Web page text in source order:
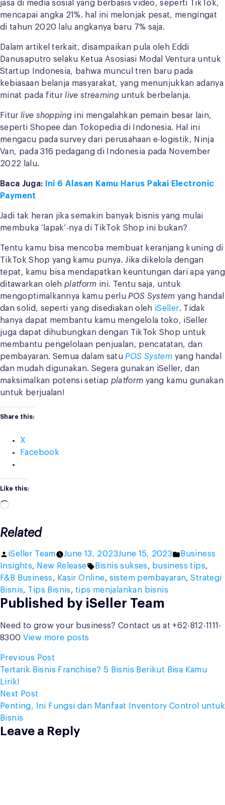
jasa di media sosial yang berbasis video, seperti TikTok,
mencapai angka 21%. hal ini melonjak pesat, mengingat
di tahun 2020 lalu angkanya baru 7% saja.
Dalam artikel terkait, disampaikan pula oleh Eddi
Danusaputro selaku Ketua Asosiasi Modal Ventura untuk
Startup Indonesia, bahwa muncul tren baru pada
kebiasaan belanja masyarakat, yang menunjukkan adanya
minat pada fitur live streaminguntuk berbelanja.
Fitur live shopping ini mengalahkan pemain besar lain,
seperti Shopee dan Tokopedia di Indonesia. Hal ini
mengacu pada survey dari perusahaan e-logistik, Ninja
Van, pada 316 pedagang di Indonesia pada November
2022 lalu.
Baca Juga:
Ini 6 Alasan Kamu Harus Pakai Electronic
Payment
Jadi tak heran jika semakin banyak bisnis yang mulai
membuka ‘lapak’-nya di TikTok Shop ini bukan?
Tentu kamu bisa mencoba membuat keranjang kuning di
TikTok Shop yang kamu punya. Jika dikelola dengan
tepat, kamu bisa mendapatkan keuntungan dari apa yang
ditawarkan olehplatform ini. Tentu saja, untuk
mengoptimalkannya kamu perlu POS System yang handal
dan solid, seperti yang disediakan oleh iSeller. Tidak
hanya dapat membantu kamu mengelola toko, iSeller
juga dapat dihubungkan dengan TikTok Shop untuk
membantu pengelolaan penjualan, pencatatan, dan
pembayaran. Semua dalam satu POS System yang handal
dan mudah digunakan. Segera gunakan iSeller, dan
maksimalkan potensi setiap platform yang kamu gunakan
untuk berjualan!
Share this:
X
Facebook
Like this:
Loading…
Related
Posted
by
iSeller Team June 13, 2023June 15, 2023
Posted
in
Business
Insights, New Release Tags:
Bisnis sukses, business tips,
F&B Business, Kasir Online, sistem pembayaran,Strategi
Bisnis, Tips Bisnis, tips menjalankan bisnis
Published by iSeller Team
Need to grow your business? Contact us at +62-812-1111-
8300 View more posts
Post
navigation
Previous Post
post:
Tertarik Bisnis Franchise? 5 Bisnis Berikut Bisa Kamu
Lirik!
Next Post
post:
Penting, Ini Fungsi dan Manfaat Inventory Control untuk
Bisnis
Leave a Reply